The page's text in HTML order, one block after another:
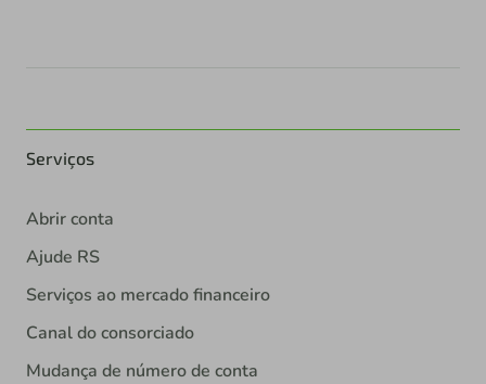
colaboradores, assim como a todas as comunidades
Sicredi UniEstados ao longo dos anos é resultado da
confiança que é depositada no engajamento e
profissionalismo da gestão do nosso empreendimento
coletivo.
Vamos seguir construindo juntos um mundo ainda
melhor, mais humano e colaborativo.
Serviços
Abrir conta
Ajude RS
Serviços ao mercado financeiro
Canal do consorciado
Mudança de número de conta